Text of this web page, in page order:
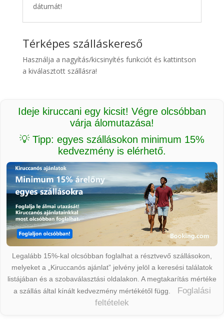
dátumát!
Térképes szálláskereső
Használja a nagyítás/kicsinyítés funkciót és kattintson
a kiválasztott szállásra!
Ideje kiruccani egy kicsit! Végre olcsóbban
várja álomutazása!
💡 Tipp: egyes szállásokon minimum 15%
kedvezmény is elérhető.
Legalább 15%-kal olcsóbban foglalhat a résztvevő szállásokon,
melyeket a „Kiruccanós ajánlat” jelvény jelöl a keresési találatok
listájában és a szobaválasztási oldalakon. A megtakarítás mértéke
a szállás által kínált kedvezmény mértékétől függ.
Foglalási
feltételek